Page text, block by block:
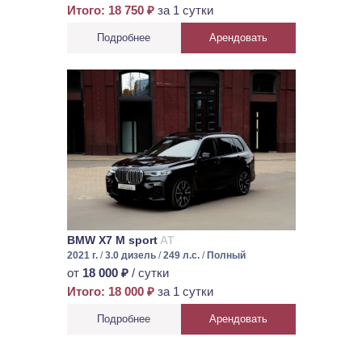
Итого: 18 750 ₽ за 1 сутки
Подробнее Арендовать
BMW X7 M sportAT
2021 г./3.0 дизель/249 л.с./ Полный
от 18 000 ₽/ сутки
Итого: 18 000 ₽ за 1 сутки
Подробнее Арендовать